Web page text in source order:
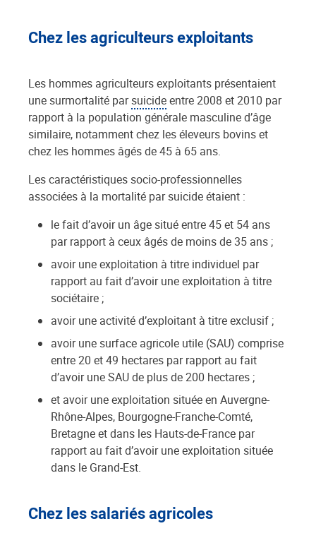
Chez les agriculteurs exploitants
Les hommes agriculteurs exploitants présentaient
une surmortalité parsuicideentre 2008 et 2010 par
rapport à la population générale masculine d’âge
similaire, notamment chez les éleveurs bovins et
chez les hommes âgés de 45 à 65 ans.
Les caractéristiques socio-professionnelles
associées à la mortalité par suicide étaient :
le fait d’avoir un âge situé entre 45 et 54 ans
par rapport à ceux âgés de moins de 35 ans ;
avoir une exploitation à titre individuel par
rapport au fait d’avoir une exploitation à titre
sociétaire ;
avoir une activité d’exploitant à titre exclusif ;
avoir une surface agricole utile (SAU) comprise
entre 20 et 49 hectares par rapport au fait
d’avoir une SAU de plus de 200 hectares ;
et avoir une exploitation située en Auvergne-
Rhône-Alpes, Bourgogne-Franche-Comté,
Bretagne et dans les Hauts-de-France par
rapport au fait d’avoir une exploitation située
dans le Grand-Est.
Chez les salariés agricoles